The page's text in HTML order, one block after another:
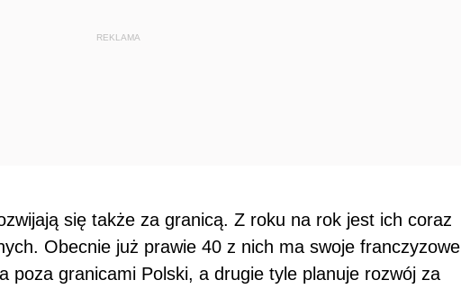
REKLAMA
się także za granicą. Z roku na rok jest ich coraz
Obecnie już prawie 40 z nich ma swoje franczyzowe
poza granicami Polski, a drugie tyle planuje rozwój za